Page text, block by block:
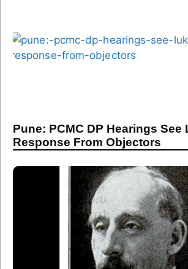
Pune: PCMC DP Hearings See
Response From Objectors